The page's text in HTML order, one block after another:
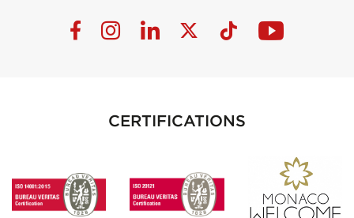
CERTIFICATIONS